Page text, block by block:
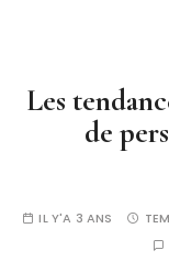
Les
de
IL Y'A 3 ANS